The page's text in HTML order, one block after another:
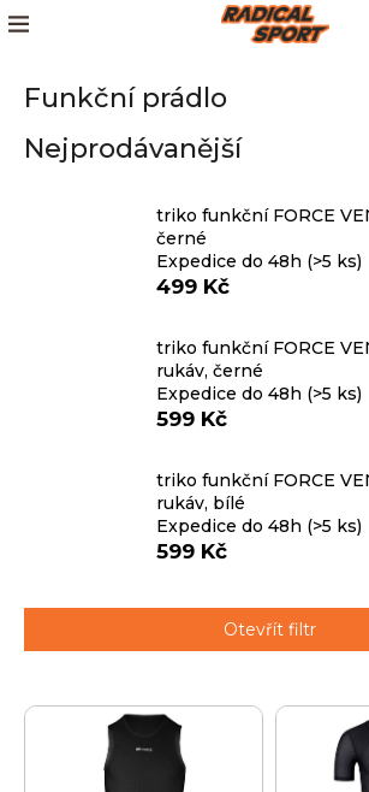
na
Kola
Cyklistika
Menu
Funkční prádlo
Nejprodávanější
triko funkční FORCE
černé
Expedice do 48h (>5 ks)
499 Kč
triko funkční FORCE
rukáv, černé
Expedice do 48h (>5 ks)
599 Kč
triko funkční FORCE
rukáv, bílé
Expedice do 48h (>5 ks)
599 Kč
Otevřít filtr
V
K
o
o
?
HLEDAT